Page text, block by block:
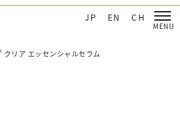
粧品‐日本を肌で感じてほしい
JP EN CH
クリア エッセンシャルセラム